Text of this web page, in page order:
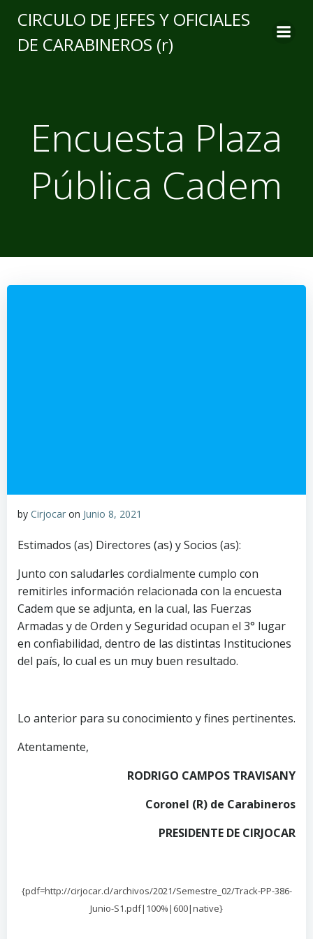
CIRCULO DE JEFES Y OFICIALES
DE CARABINEROS (r)
Encuesta Plaza
Pública Cadem
by Cirjocar on Junio 8, 2021
Estimados (as) Directores (as) y Socios (as):
Junto con saludarles cordialmente cumplo con
remitirles información relacionada con la encuesta
Cadem que se adjunta, en la cual, las Fuerzas
Armadas y de Orden y Seguridad ocupan el 3° lugar
en confiabilidad, dentro de las distintas Instituciones
del país, lo cual es un muy buen resultado.
Lo anterior para su conocimiento y fines pertinentes.
Atentamente,
RODRIGO CAMPOS TRAVISANY
Coronel (R) de Carabineros
PRESIDENTE DE CIRJOCAR
{pdf=http://cirjocar.cl/archivos/2021/Semestre_02/Track-PP-386-
Junio-S1.pdf|100%|600|native}